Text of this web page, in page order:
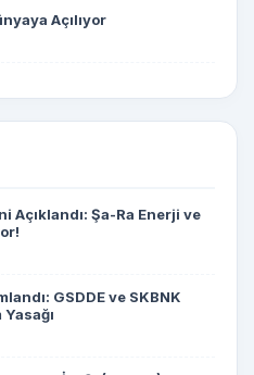
Açılıyor
Açıklandı: Şa-Ra Enerji ve
GSDDE ve SKBNK